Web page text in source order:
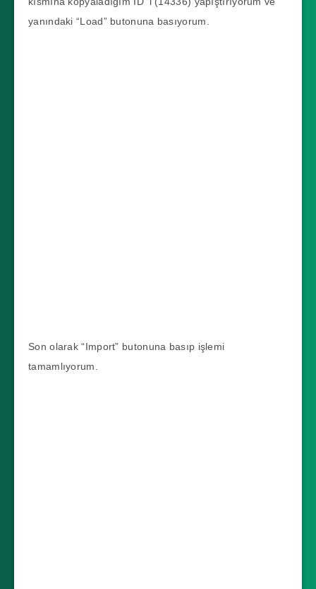
yanındaki “Load” butonuna basıyorum.
Son olarak “Import” butonuna basıp işlemi
tamamlıyorum.